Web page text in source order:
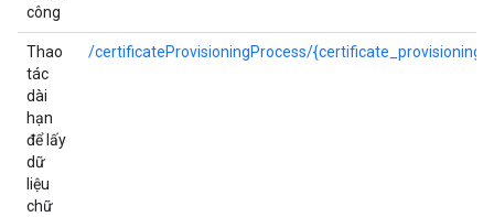
công
Thao
tác
dài
hạn
để lấy
dữ
liệu
chữ
/certificateProvisioningProcess/